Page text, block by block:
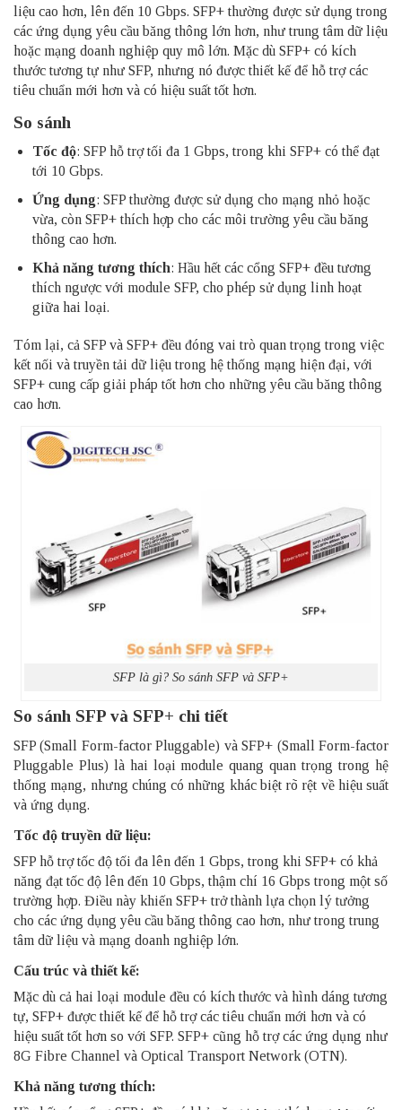
liệu cao hơn, lên đến 10 Gbps. SFP+ thường được sử dụng trong
các ứng dụng yêu cầu băng thông lớn hơn, như trung tâm dữ liệu
hoặc mạng doanh nghiệp quy mô lớn. Mặc dù SFP+ có kích
thước tương tự như SFP, nhưng nó được thiết kế để hỗ trợ các
tiêu chuẩn mới hơn và có hiệu suất tốt hơn.
So sánh
Tốc độ: SFP hỗ trợ tối đa 1 Gbps, trong khi SFP+ có thể đạt
tới 10 Gbps.
Ứng dụng: SFP thường được sử dụng cho mạng nhỏ hoặc
vừa, còn SFP+ thích hợp cho các môi trường yêu cầu băng
thông cao hơn.
Khả năng tương thích: Hầu hết các cổng SFP+ đều tương
thích ngược với module SFP, cho phép sử dụng linh hoạt
giữa hai loại.
Tóm lại, cả SFP và SFP+ đều đóng vai trò quan trọng trong việc
kết nối và truyền tải dữ liệu trong hệ thống mạng hiện đại, với
SFP+ cung cấp giải pháp tốt hơn cho những yêu cầu băng thông
cao hơn.
SFP là gì? So sánh SFP và SFP+
So sánh SFP và SFP+ chi tiết
SFP (Small Form-factor Pluggable) và SFP+ (Small Form-factor
Pluggable Plus) là hai loại module quang quan trọng trong hệ
thống mạng, nhưng chúng có những khác biệt rõ rệt về hiệu suất
và ứng dụng.
Tốc độ truyền dữ liệu:
SFP hỗ trợ tốc độ tối đa lên đến 1 Gbps, trong khi SFP+ có khả
năng đạt tốc độ lên đến 10 Gbps, thậm chí 16 Gbps trong một số
trường hợp. Điều này khiến SFP+ trở thành lựa chọn lý tưởng
cho các ứng dụng yêu cầu băng thông cao hơn, như trong trung
tâm dữ liệu và mạng doanh nghiệp lớn.
Cấu trúc và thiết kế:
Mặc dù cả hai loại module đều có kích thước và hình dáng tương
tự, SFP+ được thiết kế để hỗ trợ các tiêu chuẩn mới hơn và có
hiệu suất tốt hơn so với SFP. SFP+ cũng hỗ trợ các ứng dụng như
8G Fibre Channel và Optical Transport Network (OTN).
Khả năng tương thích: